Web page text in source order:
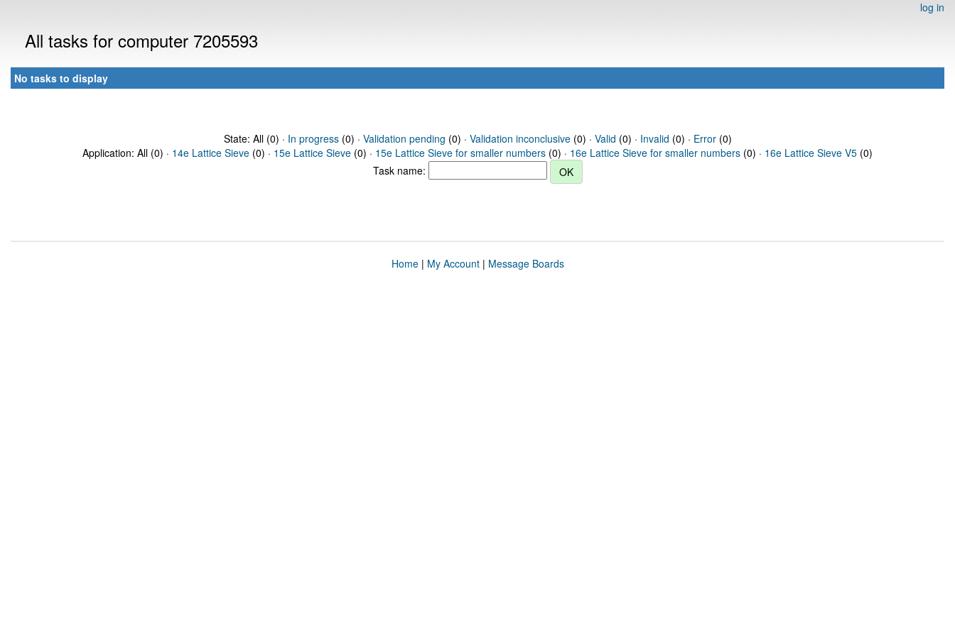
log in
All tasks for computer 7205593
No tasks to display
State: All (0) · In progress(0) · Validation pending (0) · Validation inconclusive(0) · Valid (0) · Invalid (0) · Error(0)
Application: All (0) · 14e Lattice Sieve (0) · 15e Lattice Sieve (0) · 15e Lattice Sieve for smaller numbers (0) · 16e Lattice Sieve for smaller numbers (0) · 16e Lattice Sieve V5 (0)
Task name:
Home| My Account| Message Boards